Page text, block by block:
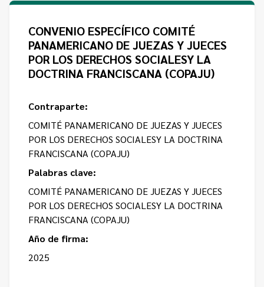
Concursos
Acceso a la información Pública
Tenés Derechos
Plan de Gobierno Abierto en la Justicia
Recursos y Acceso a la Justicia
Repositorio de Datos Abiertos
Programa Educación en Derechos Humanos
Cuento con Derechos
Transparencia
Contacto
CONVENIO ESPECÍFICO COMITÉ
PANAMERICANO DE JUEZAS Y JUECES
POR LOS DERECHOS SOCIALESY LA
DOCTRINA FRANCISCANA (COPAJU)
Contraparte:
COMITÉ PANAMERICANO DE JUEZAS Y JUECES
POR LOS DERECHOS SOCIALESY LA DOCTRINA
FRANCISCANA (COPAJU)
Palabras clave:
COMITÉ PANAMERICANO DE JUEZAS Y JUECES
POR LOS DERECHOS SOCIALESY LA DOCTRINA
FRANCISCANA (COPAJU)
Año de firma:
2025